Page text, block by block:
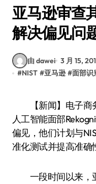
亚马逊审查
解决偏见问
由 dawei 3 月 15,
#NIST #亚马逊 #面部识
【新闻】电子商务巨头亚马逊终于加紧审查其
人工智能面部
偏见，他们计划与
准化测试并提高准确
一段时间以来，